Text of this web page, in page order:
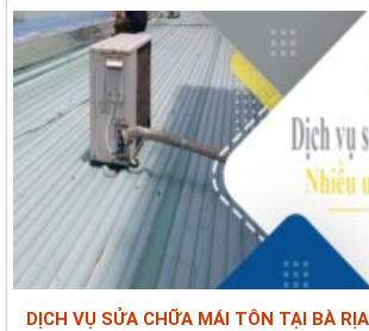
DỊCH VỤ SỬA CHỮA MÁI TÔN TẠI BÀ